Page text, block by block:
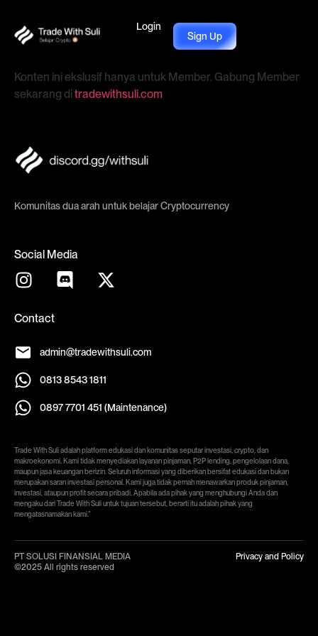
Login
Sign Up
Konten ini ekslusif hanya untuk Member. Gabung Member
sekarang ditradewithsuli.com
Komunitas dua arah untuk belajar Cryptocurrency
Social Media
Contact
admin@tradewithsuli.com
0813 8543 1811
0897 7701 451 (Maintenance)
Trade With Suli adalah platform edukasi dan komunitas seputar investasi, crypto, dan
makroekonomi. Kami tidak menyediakan layanan pinjaman, P2P lending, pengelolaan dana,
maupun jasa keuangan berizin. Seluruh informasi yang diberikan bersifat edukasi dan bukan
merupakan saran investasi personal. Kami juga tidak pernah menawarkan produk pinjaman,
investasi, ataupun profit secara pribadi. Apabila ada pihak yang menghubungi Anda dan
mengaku dari Trade With Suli untuk tujuan tersebut, berarti itu adalah pihak yang
mengatasnamakan kami.”
PT SOLUSI FINANSIAL MEDIA
©2025 All rights reserved
Privacy and Policy